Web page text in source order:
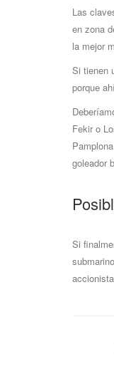
Las
en zona
la mejor
Si tienen
porque
Fekir o
goleador
Si